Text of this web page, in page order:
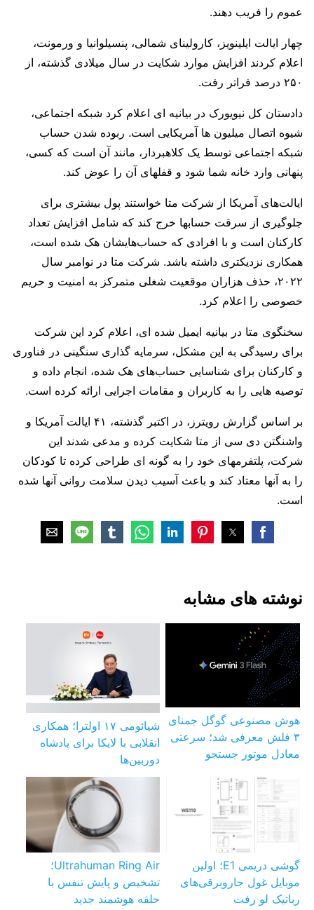
عموم را فریب دهند.
چهار ایالت ایلینویز، کارولینای شمالی، پنسیلوانیا و ورمونت،
اعلام کردند افزایش موارد شکایت در سال میلادی گذشته، از
۲۵۰ درصد فراتر رفت.
دادستان کل نیویورک در بیانیه ای اعلام کرد شبکه اجتماعی،
شیوه اتصال میلیون ها آمریکایی است. ربوده شدن حساب
شبکه اجتماعی توسط یک کلاهبردار، مانند آن است که کسی،
پنهانی وارد خانه شما شود و قفلهای آن را عوض کند.
ایالت‌های آمریکا از شرکت متا خواستند پول بیشتری برای
جلوگیری از سرقت حسابها خرج کند که شامل افزایش تعداد
کارکنان است و با افرادی که حساب‌هایشان هک شده است،
همکاری نزدیکتری داشته باشد. شرکت متا در نوامبر سال
۲۰۲۲، حذف هزاران موقعیت شغلی متمرکز به امنیت و حریم
خصوصی را اعلام کرد.
سخنگوی متا در بیانیه ایمیل شده ای، اعلام کرد این شرکت
برای رسیدگی به این مشکل، سرمایه گذاری سنگینی در فناوری
و کارکنان برای شناسایی حساب‌های هک شده، انجام داده و
توصیه هایی را به کاربران و مقامات اجرایی ارائه کرده است.
بر اساس گزارش رویترز، در اکتبر گذشته، ۴۱ ایالت آمریکا و
واشنگتن دی سی از متا شکایت کرده و مدعی شدند این
شرکت، پلتفرمهای خود را به گونه ای طراحی کرده تا کودکان
را به آنها معتاد کند و باعث آسیب دیدن سلامت روانی آنها شده
است.
نوشته های مشابه
هوش مصنوعی گوگل جمنای
۳ فلش معرفی شد؛ سرعتی
معادل موتور جستجو
شیائومی ۱۷ اولترا؛ همکاری
انقلابی با لایکا برای پادشاه
دوربین‌ها
گوشی دریمی E1؛ اولین
موبایل غول جاروبرقی‌های
رباتیک لو رفت
Ultrahuman Ring Air؛
تشخیص و پایش تنفس با
حلقه هوشمند جدید